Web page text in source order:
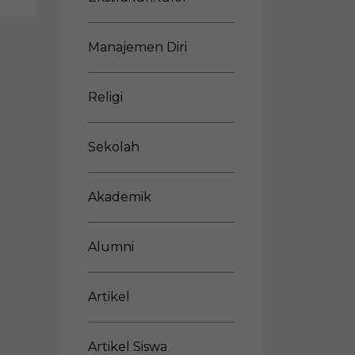
Manajemen Diri
Religi
Sekolah
Akademik
Alumni
Artikel
Artikel Siswa